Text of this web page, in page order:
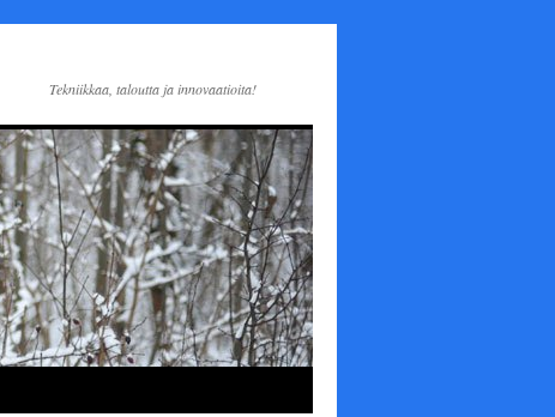
Tekniikkaa, taloutta ja innovaatioita!